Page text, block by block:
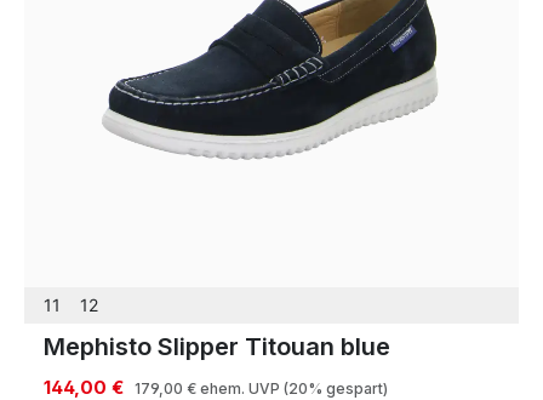
11 12
Mephisto Slipper Titouan blue
144,00 € 179,00 € ehem. UVP (20% gespart)